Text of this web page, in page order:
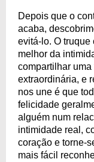
Depois que o
acaba,
evitá-lo. O truque
melhor da
compartilhar
extraordinária, e
nos une é que
felicidade
alguém num
intimidade real,
coração e torne-
mais fácil